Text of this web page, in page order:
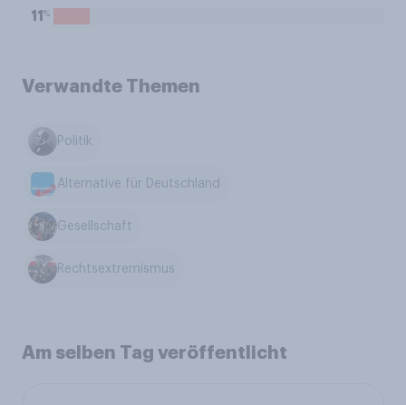
11 %
Verwandte Themen
Politik
Alternative für Deutschland
Gesellschaft
Rechtsextremismus
Am selben Tag veröffentlicht